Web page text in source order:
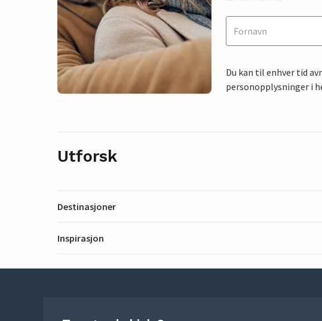
Du kan til enhver tid
personopplysninger i
Utforsk
Destinasjoner
Inspirasjon